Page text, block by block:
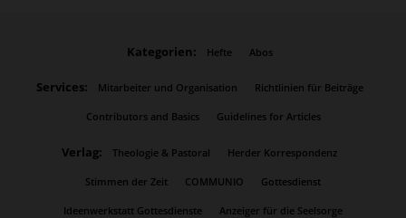
Kategorien: Hefte Abos
Services: Mitarbeiter und Organisation Richtlinien für Beiträge
Contributors and Basics Guidelines for Articles
Verlag: Theologie & Pastoral Herder Korrespondenz
Stimmen der Zeit COMMUNIO Gottesdienst
Ideenwerkstatt Gottesdienste Anzeiger für die Seelsorge